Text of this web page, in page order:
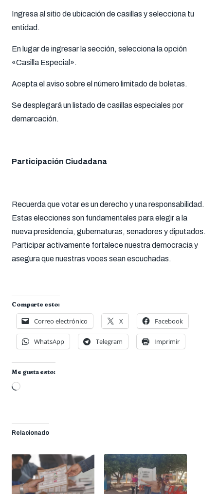
Ingresa al sitio de ubicación de casillas y selecciona tu
entidad.
En lugar de ingresar la sección, selecciona la opción
«Casilla Especial».
Acepta el aviso sobre el número limitado de boletas.
Se desplegará un listado de casillas especiales por
demarcación.
Participación Ciudadana
Recuerda que votar es un derecho y una responsabilidad.
Estas elecciones son fundamentales para elegir a la
nueva presidencia, gubernaturas, senadores y diputados.
Participar activamente fortalece nuestra democracia y
asegura que nuestras voces sean escuchadas.
Comparte esto:
Correo electrónico X Facebook
WhatsApp Telegram Imprimir
Me gusta esto:
Cargando...
Relacionado